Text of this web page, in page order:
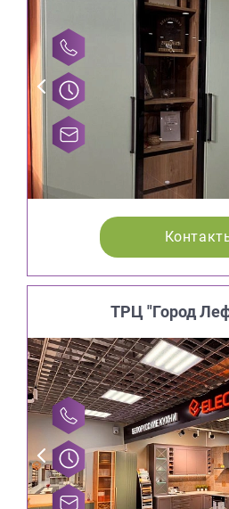
ТРЦ "Город